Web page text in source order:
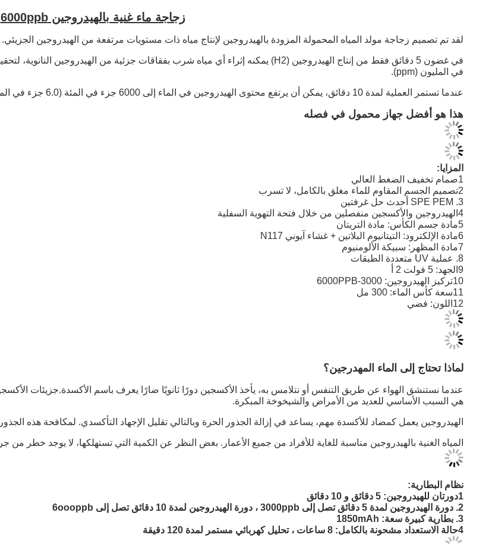
زجاجة ماء غنية بالهيدروجين 6000ppb
لقد تم تصميم زجاجة مولد المياه المحمولة المزودة بالهيدروجين لإنتاج مياه ذات مستويات مرتفعة من الهيدروجين الجزيئي.
في المليون (ppm).
عندما تستمر العملية لمدة 10 دقائق، يمكن أن يرتفع محتوى الهيدروجين في الماء إلى 6000 جزء في المئة (6.0 جزء في المئة).
هذا هو أفضل جهاز محمول في فصله
المزايا:
1صمام تخفيف الضغط العالي
2تصميم الجسم المقاوم للماء مغلق بالكامل، لا تسرب
3. SPE PEM أحدث حل غرفتين
4الهيدروجين والأكسجين منفصلين من خلال فتحة التهوية السفلية
5مادة جسم الكأس: مادة التريتان
6مادة الإلكترود: التيتانيوم البلاتين + غشاء آيوني N117
7مادة المظهر: سبيكة الألومنيوم
8. عملية UV متعددة الطبقات
9الجهد: 5 فولت 2 أ
10تركيز الهيدروجين: 3000-6000PPB
11سعة كأس الماء: 300 مل
12اللون: فضي
لماذا تحتاج إلى الماء المهدرجين؟
عندما نستنشق الهواء عن طريق التنفس أو نتلامس به، يأخذ الأكسجين دورًا ثانويًا ضارًا يعرف باسم الأكسدة.جزيئات
هي السبب الأساسي للعديد من الأمراض والشيخوخة المبكرة.
الهيدروجين يعمل كمضاد للأكسدة مهم، يساعد في إزالة الجذور الحرة وبالتالي تقليل الإجهاد التأكسدي. لمكافحة هذه
المياه الغنية بالهيدروجين مناسبة للغاية للأفراد من جميع الأعمار. بغض النظر عن الكمية التي تستهلكها، لا يوجد خطر
نظام البطارية:
1دورتان للهيدروجين: 5 دقائق و 10 دقائق
2. دورة الهيدروجين لمدة 5 دقائق تصل إلى 3000ppb ، دورة الهيدروجين لمدة 10 دقائق تصل إلى 6oooppb
3. بطارية كبيرة سعة: 1850mAh
4حالة الاستعداد مشحونة بالكامل: 8 ساعات ، تحليل كهربائي مستمر لمدة 120 دقيقة